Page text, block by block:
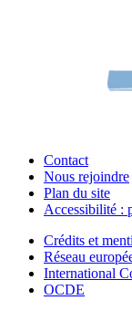
Contact
Nous rejoindre
Plan du site
Accessibilité :
Crédits et
Réseau
International
OCDE